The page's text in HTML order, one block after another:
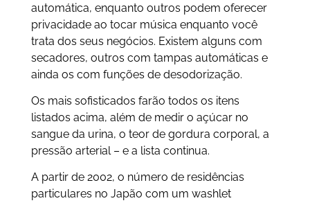
automática, enquanto outros podem oferecer
privacidade ao tocar música enquanto você
trata dos seus negócios. Existem alguns com
secadores, outros com tampas automáticas e
ainda os com funções de desodorização.
Os mais sofisticados farão todos os itens
listados acima, além de medir o açúcar no
sangue da urina, o teor de gordura corporal, a
pressão arterial – e a lista continua.
A partir de 2002, o número de residências
particulares no Japão com um washlet